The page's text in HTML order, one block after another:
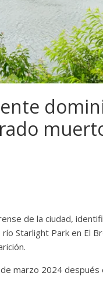
de la ciudad,
Starlight Park en El
marzo 2024